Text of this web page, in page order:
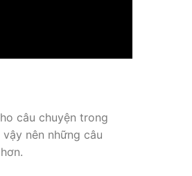
câu chuyện trong
nên những câu